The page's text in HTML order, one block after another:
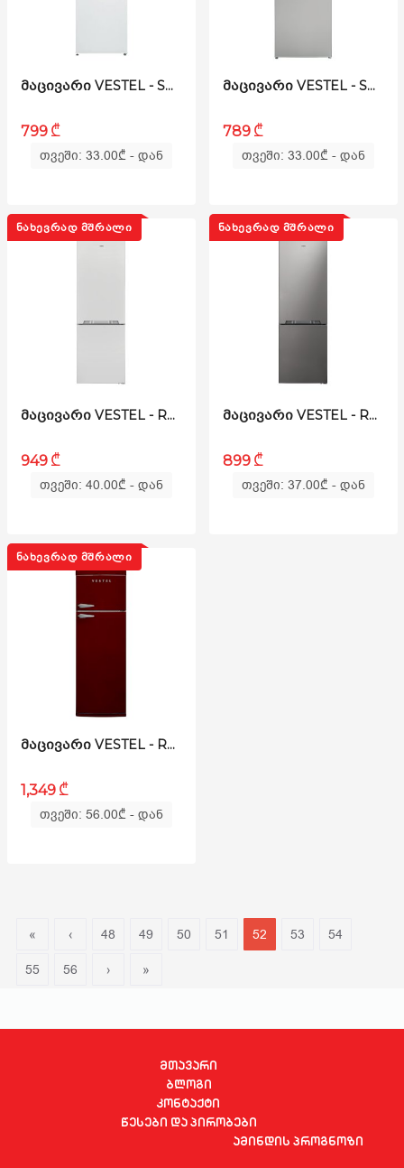
ᲛᲐᲪᲘᲕᲐᲠᲘ VESTEL - SD 220 W
799 ₾
თვეში: 33.00₾- დან
ᲛᲐᲪᲘᲕᲐᲠᲘ VESTEL - SD 220 GR
789 ₾
თვეში: 33.00₾- დან
ᲜᲐᲮᲔᲕᲠᲐᲓ ᲛᲨᲠᲐᲚᲘ
ᲛᲐᲪᲘᲕᲐᲠᲘ VESTEL - RS 390 BF3M-W
949 ₾
თვეში: 40.00₾- დან
ᲜᲐᲮᲔᲕᲠᲐᲓ ᲛᲨᲠᲐᲚᲘ
ᲛᲐᲪᲘᲕᲐᲠᲘ VESTEL - RS 390 SILVER
899 ₾
თვეში: 37.00₾- დან
ᲜᲐᲮᲔᲕᲠᲐᲓ ᲛᲨᲠᲐᲚᲘ
ᲛᲐᲪᲘᲕᲐᲠᲘ VESTEL - RS455 BORDO
1,349 ₾
თვეში: 56.00₾- დან
« ‹ 48 49 50 51 52 53 54
55 56 › »
მთავარი
ბლოგი
კონტაქტი
წესები და პირობები
ამინდის პროგნოზი